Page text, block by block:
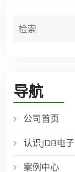
导航
公司首页
认识JDB电子
案例中心